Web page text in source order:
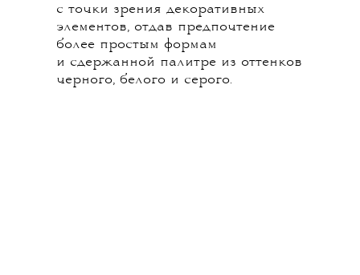
с точки зрения декоративных
элементов, отдав предпочтение
более простым формам
и сдержанной палитре из оттенков
черного, белого и серого.